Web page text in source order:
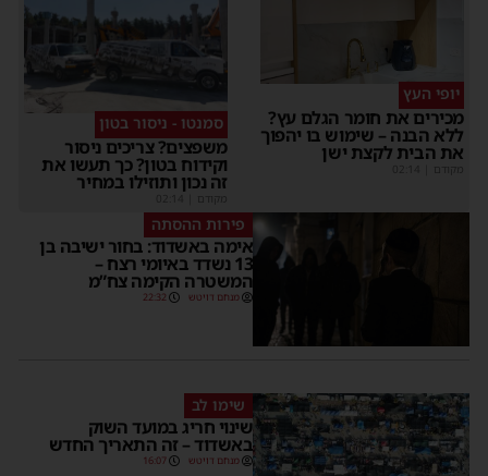
יופי העץ
מכירים את חומר הגלם עץ?
ללא הבנה – שימוש בו יהפוך
את הבית לקצת ישן
מקודם
סמנטו - ניסור בטון
משפצים? צריכים ניסור
וקידוח בטון? כך תעשו את
זה נכון ותוזילו במחיר
מקודם
פירות ההסתה
אימה באשדוד: בחור ישיבה בן
13 נשדד באיומי רצח –
המשטרה הקימה צח”מ
מנחם דויטש 22:32
שימו לב
שינוי חריג במועד השוק
באשדוד – זה התאריך החדש
מנחם דויטש 16:07